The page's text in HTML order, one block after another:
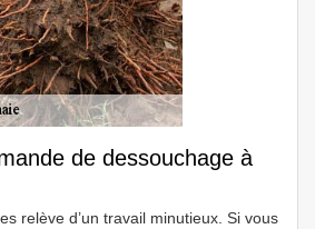
de dessouchage à
relève d’un travail minutieux. Si vous